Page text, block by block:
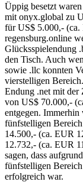
Üppig besetzt
mit onyx.global zu
für US$ 5.000,- (ca.
regensburg.online
Glücksspielendung
den Tisch. Auch
sowie .llc konnten
vierstelligen
Endung .net mit der
von US$ 70.000,-
entgegen.
fünfstelligen
14.500,- (ca. EUR
12.732,- (ca. EUR
sagen, dass
fünfstelligen
erfolgreich war.